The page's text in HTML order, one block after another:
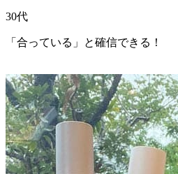
30代
「合っている」と確信できる！